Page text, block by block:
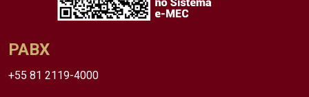
PABX
+55 81 2119-4000